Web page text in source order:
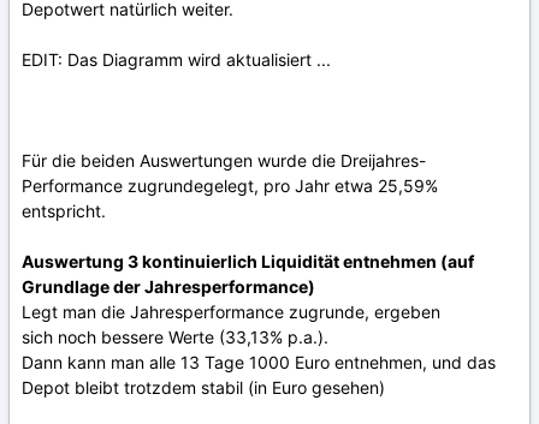
Depotwert natürlich weiter.
EDIT: Das Diagramm wird aktualisiert ...
Für die beiden Auswertungen wurde die Dreijahres-
Performance zugrundegelegt, pro Jahr etwa 25,59%
entspricht.
Auswertung 3 kontinuierlich Liquidität entnehmen (auf
Grundlage der Jahresperformance)
Legt man die Jahresperformance zugrunde, ergeben
sich noch bessere Werte (33,13% p.a.).
Dann kann man alle 13 Tage 1000 Euro entnehmen, und das
Depot bleibt trotzdem stabil (in Euro gesehen)